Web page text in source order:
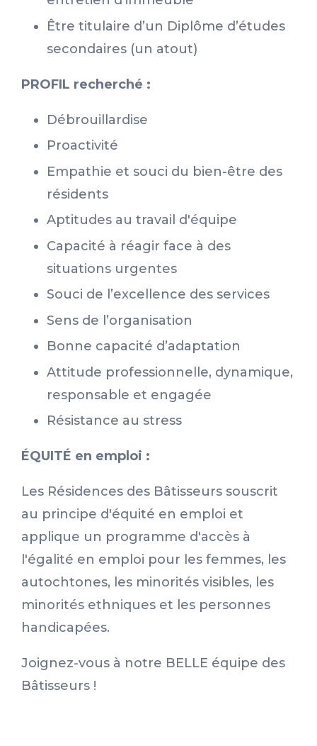
Être titulaire d’un Diplôme d’études
secondaires (un atout)
PROFIL recherché :
Débrouillardise
Proactivité
Empathie et souci du bien-être des
résidents
Aptitudes au travail d'équipe
Capacité à réagir face à des
situations urgentes
Souci de l’excellence des services
Sens de l’organisation
Bonne capacité d’adaptation
Attitude professionnelle, dynamique,
responsable et engagée
Résistance au stress
ÉQUITÉ en emploi :
Les Résidences des Bâtisseurs souscrit
au principe d'équité en emploi et
applique un programme d'accès à
l'égalité en emploi pour les femmes, les
autochtones, les minorités visibles, les
minorités ethniques et les personnes
handicapées.
Joignez-vous à notre BELLE équipe des
Bâtisseurs !